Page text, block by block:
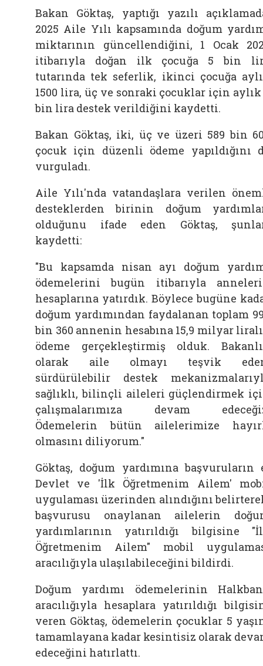
Bakan Göktaş, yaptığı yazılı
2025 Aile Yılı kapsamında doğum
miktarının güncellendiğini, 1 Ocak
itibarıyla doğan ilk çocuğa 5 bin
tutarında tek seferlik, ikinci çocuğa
1500 lira, üç ve sonraki çocuklar için aylık
bin lira destek verildiğini kaydetti.
Bakan Göktaş, iki, üç ve üzeri 589 bin
çocuk için düzenli ödeme yapıldığını
vurguladı.
Aile Yılı'nda vatandaşlara verilen
desteklerden birinin doğum
olduğunu ifade eden Göktaş,
kaydetti:
"Bu kapsamda nisan ayı doğum
ödemelerini bugün itibarıyla
hesaplarına yatırdık. Böylece bugüne
doğum yardımından faydalanan toplam
bin 360 annenin hesabına 15,9 milyar
ödeme gerçekleştirmiş olduk.
olarak aile olmayı teşvik
sürdürülebilir destek
sağlıklı, bilinçli aileleri güçlendirmek
çalışmalarımıza devam
Ödemelerin bütün ailelerimize
olmasını diliyorum."
Göktaş, doğum yardımına başvuruların
Devlet ve 'İlk Öğretmenim Ailem'
uygulaması üzerinden alındığını
başvurusu onaylanan ailelerin
yardımlarının yatırıldığı bilgisine
Öğretmenim Ailem" mobil
aracılığıyla ulaşılabileceğini bildirdi.
Doğum yardımı ödemelerinin
aracılığıyla hesaplara yatırıldığı
veren Göktaş, ödemelerin çocuklar 5
tamamlayana kadar kesintisiz olarak
edeceğini hatırlattı.